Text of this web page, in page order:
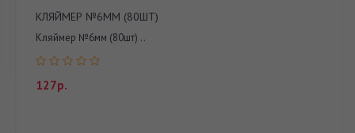
КЛЯЙМЕР №6ММ (80ШТ)
Кляймер №6мм (80шт) ..
127р.